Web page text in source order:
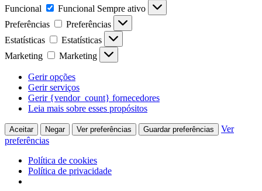
Funcional
Funcional Sempre ativo
Preferências
Preferências
Estatísticas
Estatísticas
Marketing
Marketing
Gerir opções
Gerir serviços
Gerir {vendor_count} fornecedores
Leia mais sobre esses propósitos
Aceitar Negar Ver preferências Guardar preferências
Ver
preferências
Política de cookies
Política de privacidade